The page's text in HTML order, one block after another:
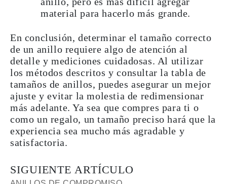
material para hacerlo más grande.
En conclusión, determinar el tamaño correcto
de un anillo requiere algo de atención al
detalle y mediciones cuidadosas. Al utilizar
los métodos descritos y consultar la tabla de
tamaños de anillos, puedes asegurar un mejor
ajuste y evitar la molestia de redimensionar
más adelante. Ya sea que compres para ti o
como un regalo, un tamaño preciso hará que la
experiencia sea mucho más agradable y
satisfactoria.
SIGUIENTE ARTÍCULO